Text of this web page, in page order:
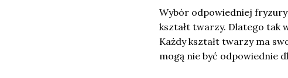
Wybór odpowiedniej
kształt twarzy. Dlatego tak
Każdy kształt twarzy ma
mogą nie być odpowiednie